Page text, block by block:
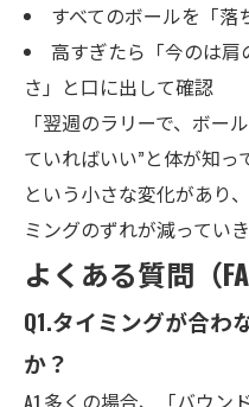
すべてのボールを「落
高すぎたら「今のは
さ」と口に出して確認
「翌週のラリーで、ボー
ていればいい”と体が知っ
という小さな変化があり
ミングのずれが減っていき
よくある質問（
Q1.タイミングが合わ
か？
A1.多くの場合、「バウン